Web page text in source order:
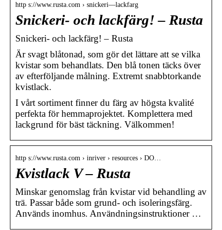
http s://www.rusta.com › snickeri—lackfarg
Snickeri- och lackfärg! – Rusta
Snickeri- och lackfärg! – Rusta
Är svagt blåtonad, som gör det lättare att se vilka
kvistar som behandlats. Den blå tonen täcks över
av efterföljande målning. Extremt snabbtorkande
kvistlack.
I vårt sortiment finner du färg av högsta kvalité
perfekta för hemmaprojektet. Komplettera med
lackgrund för bäst täckning. Välkommen!
http s://www.rusta.com › inriver › resources › DO…
Kvistlack V – Rusta
Minskar genomslag från kvistar vid behandling av
trä. Passar både som grund- och isoleringsfärg.
Används inomhus. Användningsinstruktioner …